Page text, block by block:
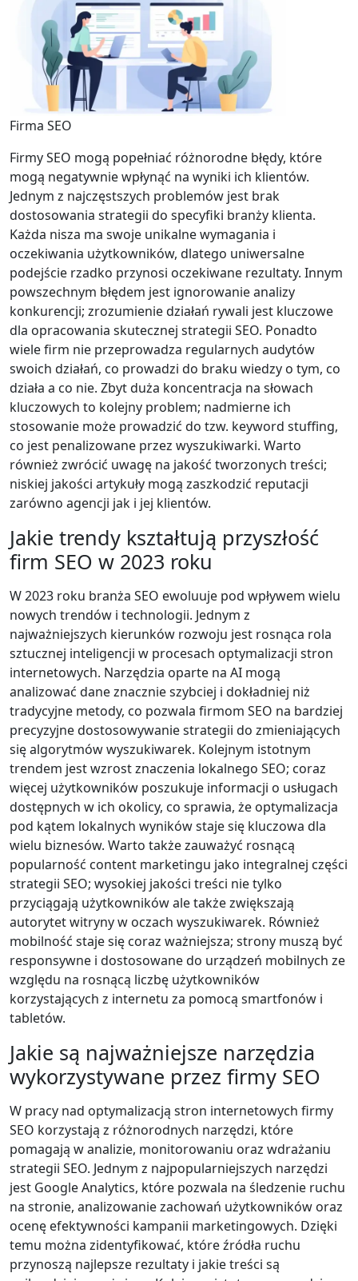
Firma SEO
Firmy SEO mogą popełniać różnorodne błędy, które
mogą negatywnie wpłynąć na wyniki ich klientów.
Jednym z najczęstszych problemów jest brak
dostosowania strategii do specyfiki branży klienta.
Każda nisza ma swoje unikalne wymagania i
oczekiwania użytkowników, dlatego uniwersalne
podejście rzadko przynosi oczekiwane rezultaty. Innym
powszechnym błędem jest ignorowanie analizy
konkurencji; zrozumienie działań rywali jest kluczowe
dla opracowania skutecznej strategii SEO. Ponadto
wiele firm nie przeprowadza regularnych audytów
swoich działań, co prowadzi do braku wiedzy o tym, co
działa a co nie. Zbyt duża koncentracja na słowach
kluczowych to kolejny problem; nadmierne ich
stosowanie może prowadzić do tzw. keyword stuffing,
co jest penalizowane przez wyszukiwarki. Warto
również zwrócić uwagę na jakość tworzonych treści;
niskiej jakości artykuły mogą zaszkodzić reputacji
zarówno agencji jak i jej klientów.
Jakie trendy kształtują przyszłość
firm SEO w 2023 roku
W 2023 roku branża SEO ewoluuje pod wpływem wielu
nowych trendów i technologii. Jednym z
najważniejszych kierunków rozwoju jest rosnąca rola
sztucznej inteligencji w procesach optymalizacji stron
internetowych. Narzędzia oparte na AI mogą
analizować dane znacznie szybciej i dokładniej niż
tradycyjne metody, co pozwala firmom SEO na bardziej
precyzyjne dostosowywanie strategii do zmieniających
się algorytmów wyszukiwarek. Kolejnym istotnym
trendem jest wzrost znaczenia lokalnego SEO; coraz
więcej użytkowników poszukuje informacji o usługach
dostępnych w ich okolicy, co sprawia, że optymalizacja
pod kątem lokalnych wyników staje się kluczowa dla
wielu biznesów. Warto także zauważyć rosnącą
popularność content marketingu jako integralnej części
strategii SEO; wysokiej jakości treści nie tylko
przyciągają użytkowników ale także zwiększają
autorytet witryny w oczach wyszukiwarek. Również
mobilność staje się coraz ważniejsza; strony muszą być
responsywne i dostosowane do urządzeń mobilnych ze
względu na rosnącą liczbę użytkowników
korzystających z internetu za pomocą smartfonów i
tabletów.
Jakie są najważniejsze narzędzia
wykorzystywane przez firmy SEO
W pracy nad optymalizacją stron internetowych firmy
SEO korzystają z różnorodnych narzędzi, które
pomagają w analizie, monitorowaniu oraz wdrażaniu
strategii SEO. Jednym z najpopularniejszych narzędzi
jest Google Analytics, które pozwala na śledzenie ruchu
na stronie, analizowanie zachowań użytkowników oraz
ocenę efektywności kampanii marketingowych. Dzięki
temu można zidentyfikować, które źródła ruchu
przynoszą najlepsze rezultaty i jakie treści są